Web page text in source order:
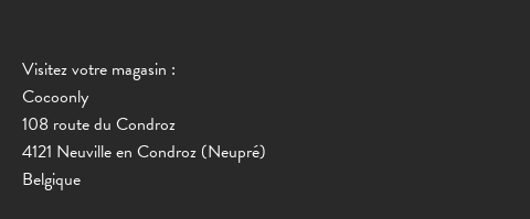
Visitez votre magasin :
Cocoonly
108 route du Condroz
4121 Neuville en Condroz (Neupré)
Belgique